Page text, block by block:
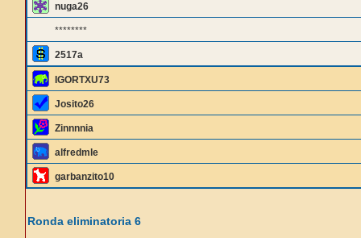
nuga26
********
2517a
IGORTXU73
Josito26
Zinnnnia
alfredmle
garbanzito10
Ronda eliminatoria 6